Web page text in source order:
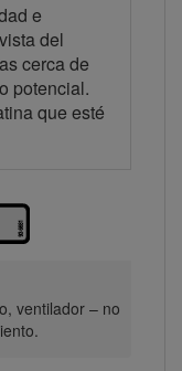
e
del
cerca de
potencial.
que esté
ventilador – no